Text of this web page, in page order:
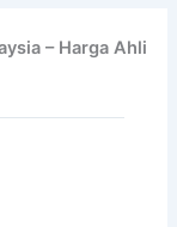
– Harga Ahli